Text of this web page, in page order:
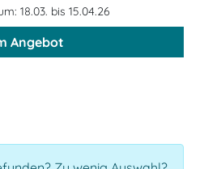
18.03. bis 15.04.26
Angebot